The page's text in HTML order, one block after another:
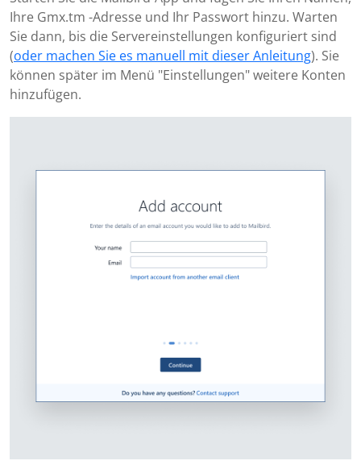
Ihre Gmx.tm -Adresse und Ihr Passwort hinzu. Warten
Sie dann, bis die Servereinstellungen konfiguriert sind
(oder machen Sie es manuell mit dieser Anleitung). Sie
können später im Menü "Einstellungen" weitere Konten
hinzufügen.